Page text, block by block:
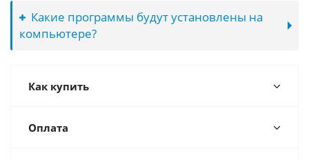
Какие программы будут установлены на
компьютере?
Как купить
Оплата